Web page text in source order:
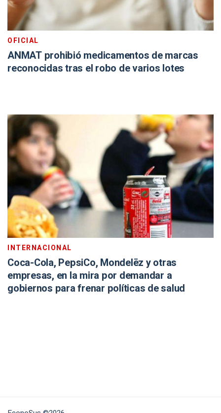
OFICIAL
ANMAT prohibió medicamentos de marcas
reconocidas tras el robo de varios lotes
INTERNACIONAL
Coca-Cola, PepsiCo, Mondelēz y otras
empresas, en la mira por demandar a
gobiernos para frenar políticas de salud